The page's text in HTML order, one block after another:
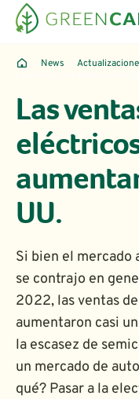
News
Las
UU.
Si bien el
se contrajo en
2022, las ventas
aumentaron casi
la escasez de
un mercado de
qué? Pasar a la